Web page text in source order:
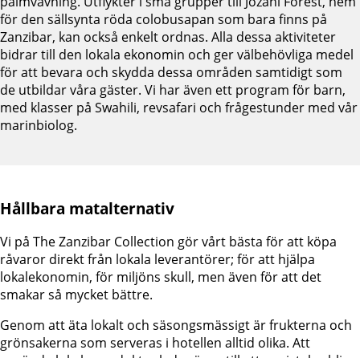
för den sällsynta röda colobusapan som bara finns på
Zanzibar, kan också enkelt ordnas. Alla dessa aktiviteter
bidrar till den lokala ekonomin och ger välbehövliga medel
för att bevara och skydda dessa områden samtidigt som
de utbildar våra gäster. Vi har även ett program för barn,
med klasser på Swahili, revsafari och frågestunder med vår
marinbiolog.
Hållbara matalternativ
Vi på The Zanzibar Collection gör vårt bästa för att köpa
råvaror direkt från lokala leverantörer; för att hjälpa
lokalekonomin, för miljöns skull, men även för att det
smakar så mycket bättre.
Genom att äta lokalt och säsongsmässigt är frukterna och
grönsakerna som serveras i hotellen alltid olika. Att